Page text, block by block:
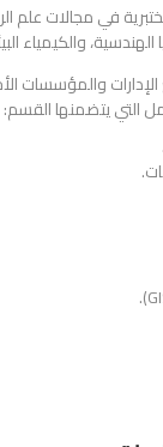
في مجالات علم
والكيمياء
والمؤسسات
التي يتضمنها القسم: